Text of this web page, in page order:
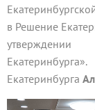
в Решение
утверждении
Екатеринбурга